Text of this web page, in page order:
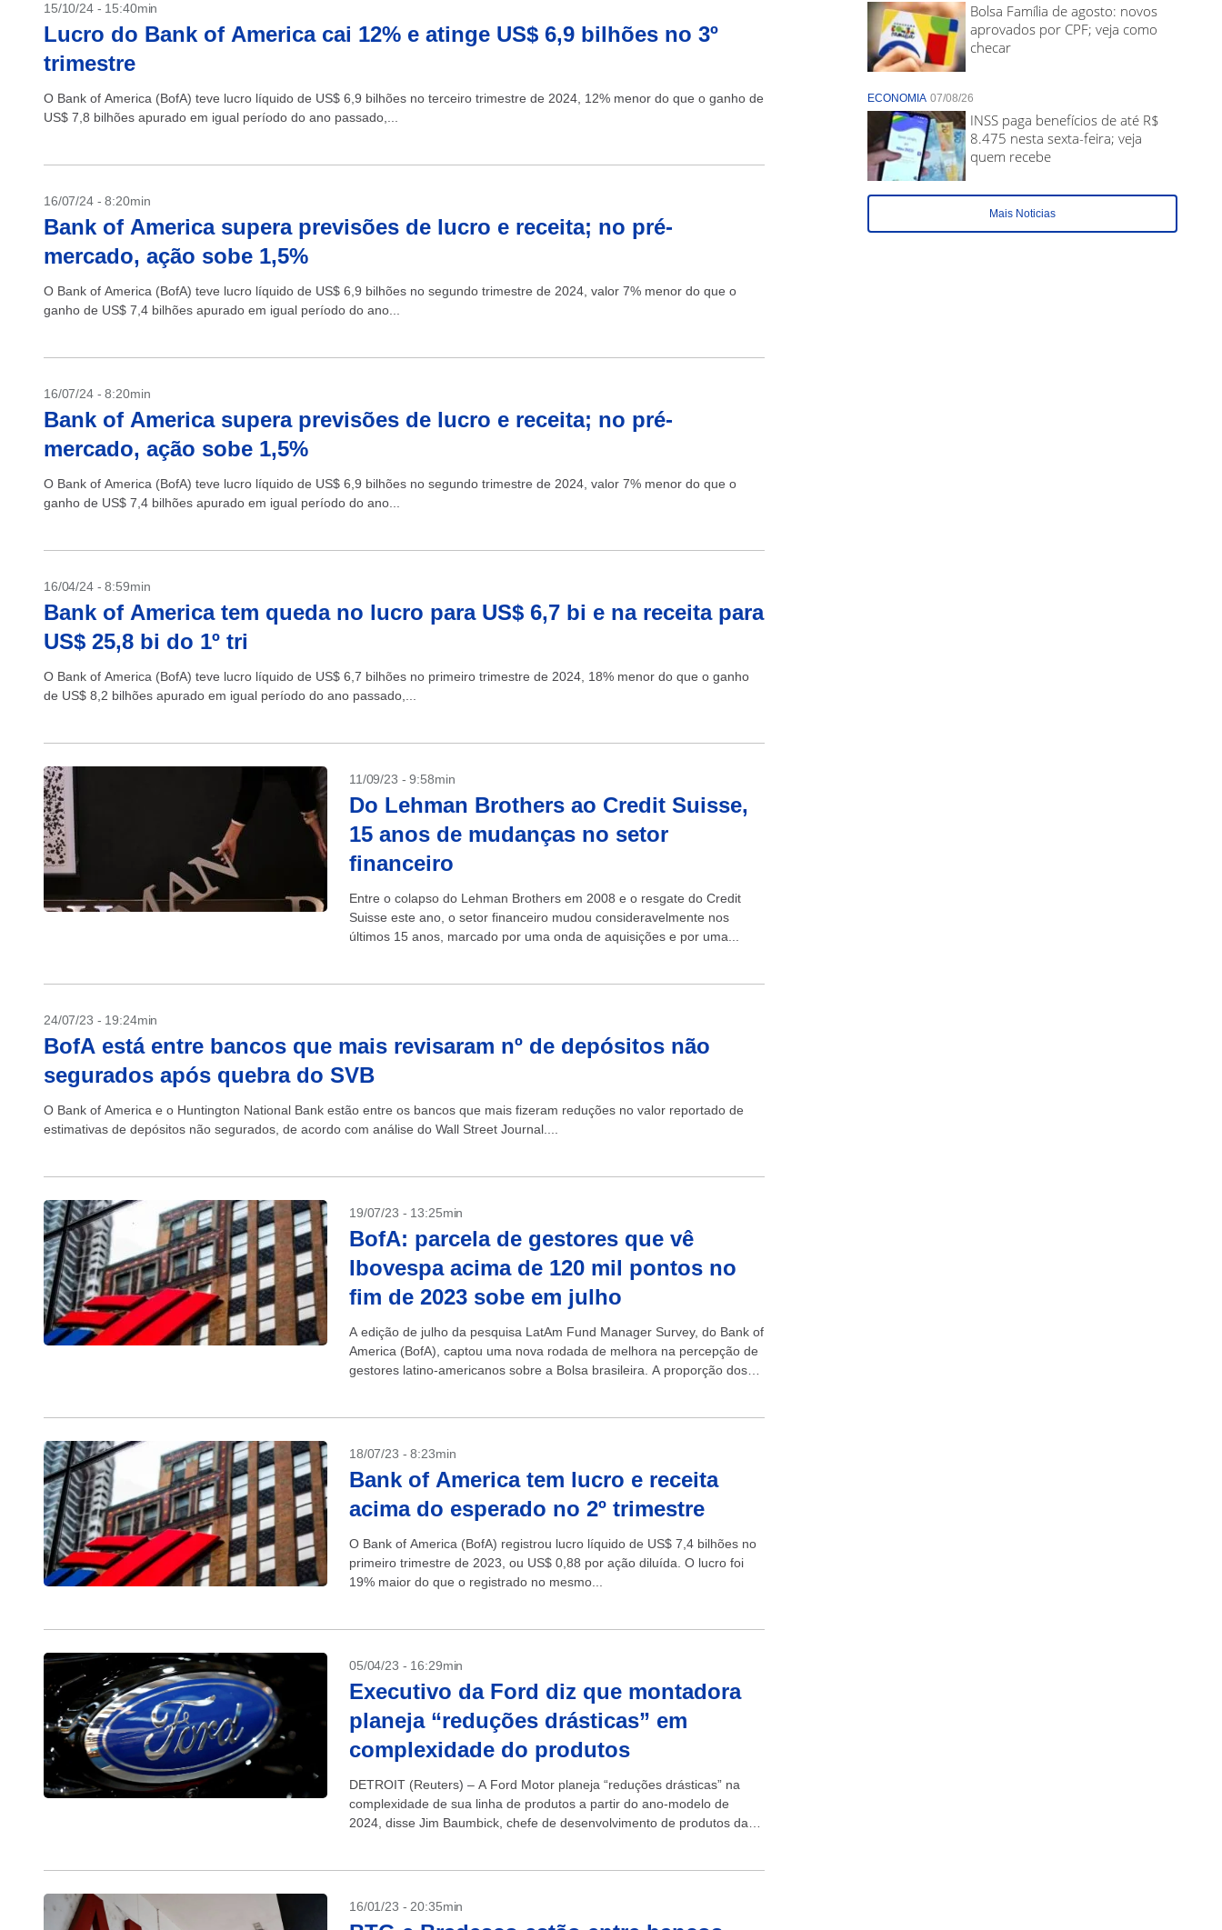
15/10/24 - 15:40min
Lucro do Bank of America cai 12% e atinge US$ 6,9 bilhões no 3º
trimestre
O Bank of America (BofA) teve lucro líquido de US$ 6,9 bilhões no terceiro trimestre de 2024, 12% menor do que o ganho de
US$ 7,8 bilhões apurado em igual período do ano passado,...
16/07/24 - 8:20min
Bank of America supera previsões de lucro e receita; no pré-
mercado, ação sobe 1,5%
O Bank of America (BofA) teve lucro líquido de US$ 6,9 bilhões no segundo trimestre de 2024, valor 7% menor do que o
ganho de US$ 7,4 bilhões apurado em igual período do ano...
16/07/24 - 8:20min
Bank of America supera previsões de lucro e receita; no pré-
mercado, ação sobe 1,5%
O Bank of America (BofA) teve lucro líquido de US$ 6,9 bilhões no segundo trimestre de 2024, valor 7% menor do que o
ganho de US$ 7,4 bilhões apurado em igual período do ano...
16/04/24 - 8:59min
Bank of America tem queda no lucro para US$ 6,7 bi e na receita para
US$ 25,8 bi do 1º tri
O Bank of America (BofA) teve lucro líquido de US$ 6,7 bilhões no primeiro trimestre de 2024, 18% menor do que o ganho
de US$ 8,2 bilhões apurado em igual período do ano passado,...
11/09/23 - 9:58min
Do Lehman Brothers ao Credit Suisse,
15 anos de mudanças no setor
financeiro
Entre o colapso do Lehman Brothers em 2008 e o resgate do Credit
Suisse este ano, o setor financeiro mudou consideravelmente nos
últimos 15 anos, marcado por uma onda de aquisições e por uma...
24/07/23 - 19:24min
BofA está entre bancos que mais revisaram nº de depósitos não
segurados após quebra do SVB
O Bank of America e o Huntington National Bank estão entre os bancos que mais fizeram reduções no valor reportado de
estimativas de depósitos não segurados, de acordo com análise do Wall Street Journal....
19/07/23 - 13:25min
BofA: parcela de gestores que vê
Ibovespa acima de 120 mil pontos no
fim de 2023 sobe em julho
A edição de julho da pesquisa LatAm Fund Manager Survey, do Bank of
America (BofA), captou uma nova rodada de melhora na percepção de
gestores latino-americanos sobre a Bolsa brasileira. A proporção dos
18/07/23 - 8:23min
Bank of America tem lucro e receita
acima do esperado no 2º trimestre
O Bank of America (BofA) registrou lucro líquido de US$ 7,4 bilhões no
primeiro trimestre de 2023, ou US$ 0,88 por ação diluída. O lucro foi
19% maior do que o registrado no mesmo...
05/04/23 - 16:29min
Executivo da Ford diz que montadora
planeja “reduções drásticas” em
complexidade do produtos
DETROIT (Reuters) – A Ford Motor planeja “reduções drásticas” na
complexidade de sua linha de produtos a partir do ano-modelo de
2024, disse Jim Baumbick, chefe de desenvolvimento de produtos da
16/01/23 - 20:35min
Bolsa Família de agosto: novos
aprovados por CPF; veja como
checar
ECONOMIA 07/08/26
INSS paga benefícios de até R$
8.475 nesta sexta-feira; veja
quem recebe
Mais Noticias